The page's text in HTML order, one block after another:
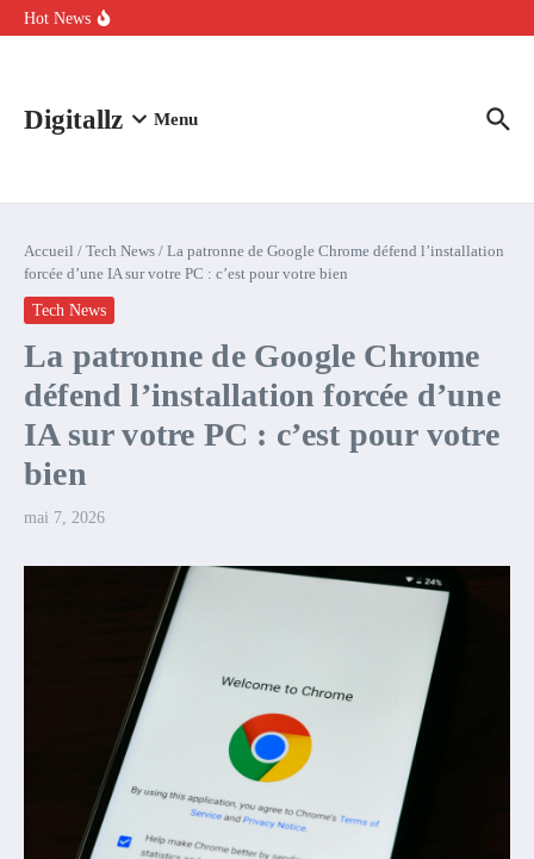
Aller au contenu
Hot News
Comment l’IA simplifie la data de caisse pour la transformer en
Digitallz Menu
Accueil / Tech News / La patronne de Google Chrome défend l’installation
forcée d’une IA sur votre PC : c’est pour votre bien
Tech News
La patronne de Google Chrome
défend l’installation forcée d’une
IA sur votre PC : c’est pour votre
bien
mai 7, 2026